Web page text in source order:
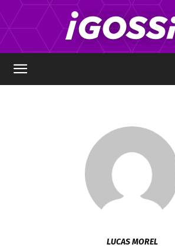
LUCAS MOREL